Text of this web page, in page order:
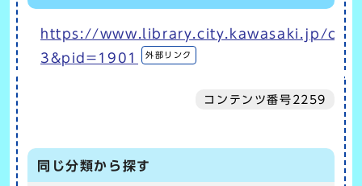
https://www.library.city.kawasaki.jp/
3&pid=1901
外部リンク
コンテンツ番号2259
同じ分類から探す